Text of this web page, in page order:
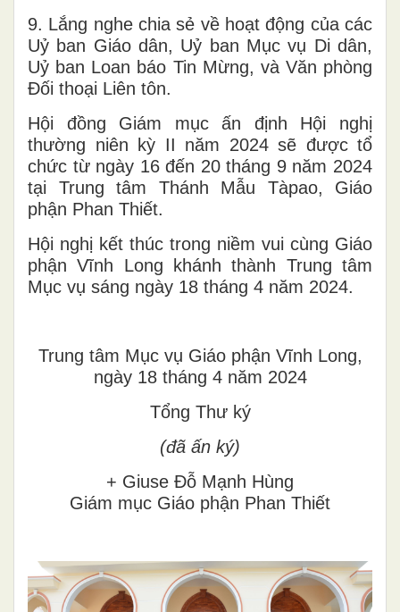
9. Lắng nghe chia sẻ về hoạt động của các
Uỷ ban Giáo dân, Uỷ ban Mục vụ Di dân,
Uỷ ban Loan báo Tin Mừng, và Văn phòng
Đối thoại Liên tôn.
Hội đồng Giám mục ấn định Hội nghị
thường niên kỳ II năm 2024 sẽ được tổ
chức từ ngày 16 đến 20 tháng 9 năm 2024
tại Trung tâm Thánh Mẫu Tàpao, Giáo
phận Phan Thiết.
Hội nghị kết thúc trong niềm vui cùng Giáo
phận Vĩnh Long khánh thành Trung tâm
Mục vụ sáng ngày 18 tháng 4 năm 2024.
Trung tâm Mục vụ Giáo phận Vĩnh Long,
ngày 18 tháng 4 năm 2024
Tổng Thư ký
(đã ấn ký)
+ Giuse Đỗ Mạnh Hùng
Giám mục Giáo phận Phan Thiết